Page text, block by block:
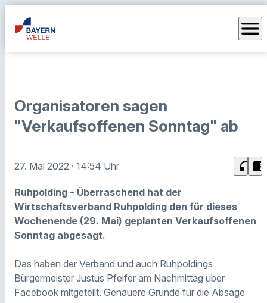
menu
Organisatoren sagen
"Verkaufsoffenen Sonntag" ab
27. Mai 2022 · 14:54 Uhr headphones chrome_reader_mode
Ruhpolding – Überraschend hat der
Wirtschaftsverband Ruhpolding den für dieses
Wochenende (29. Mai) geplanten Verkaufsoffenen
Sonntag abgesagt.
Das haben der Verband und auch Ruhpoldings
Bürgermeister Justus Pfeifer am Nachmittag über
Facebook mitgeteilt. Genauere Gründe für die Absage